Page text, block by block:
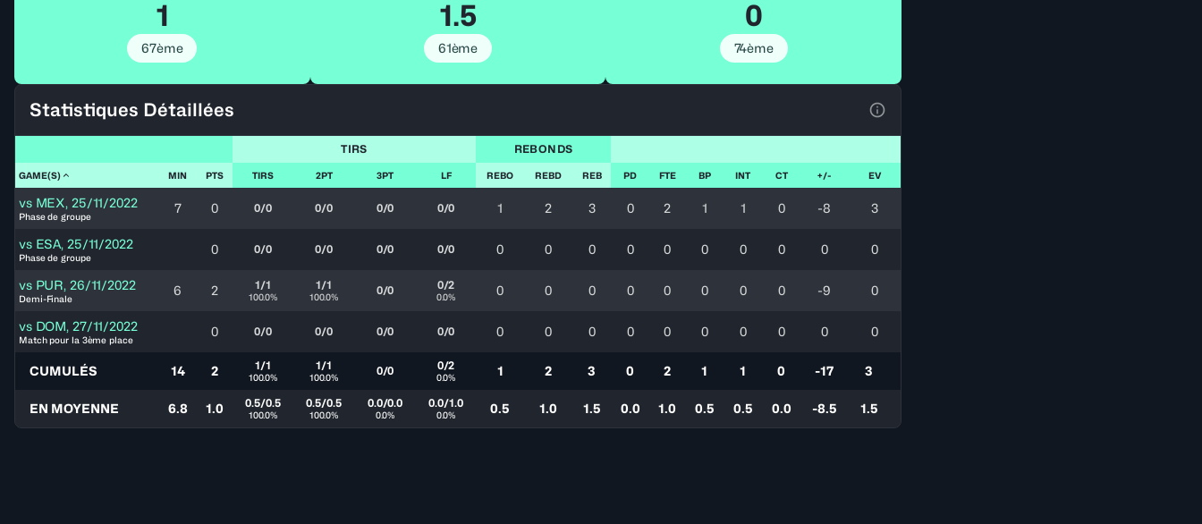
1
67ème
1.5
61ème
0
74ème
Statistiques Détaillées
TIRS REBONDS
GAME(S) MIN PTS TIRS 2PT 3PT LF REBO REBD REB PD FTE BP INT CT +/- EV
vs MEX, 25/11/2022
Phase de groupe
7 0 0/0 0/0 0/0 0/0 1 2 3 0 2 1 1 0 -8 3
vs ESA, 25/11/2022
Phase de groupe
0 0/0 0/0 0/0 0/0 0 0 0 0 0 0 0 0 0 0
vs PUR, 26/11/2022
Demi-Finale
6 2 1/1
100.0%
1/1
100.0% 0/0 0/2
0.0% 0 0 0 0 0 0 0 0 -9 0
vs DOM, 27/11/2022
Match pour la 3ème place
0 0/0 0/0 0/0 0/0 0 0 0 0 0 0 0 0 0 0
CUMULÉS 14 2 1/1
100.0%
1/1
100.0% 0/0 0/2
0.0% 1 2 3 0 2 1 1 0 -17 3
EN MOYENNE 6.8 1.0 0.5/0.5
100.0%
0.5/0.5
100.0%
0.0/0.0
0.0%
0.0/1.0
0.0% 0.5 1.0 1.5 0.0 1.0 0.5 0.5 0.0 -8.5 1.5